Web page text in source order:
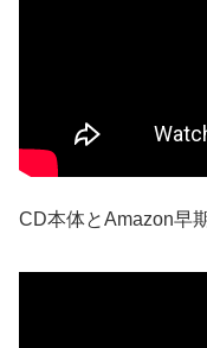
CD本体とAmazon早